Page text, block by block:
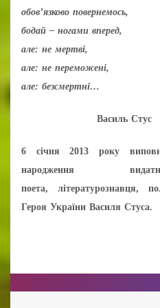
обов’язково повернемось,
бодай – ногами вперед,
але: не мертві,
але: не переможені,
але: безсмертні…
Василь Стус
6 січня 2013 року
народження
поета, літературознавця,
Героя України Василя Стуса.